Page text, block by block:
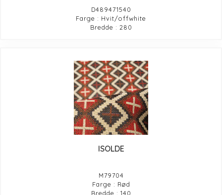
D489471540
Farge : Hvit/offwhite
Bredde : 280
ISOLDE
M79704
Farge : Rød
Bredde : 140